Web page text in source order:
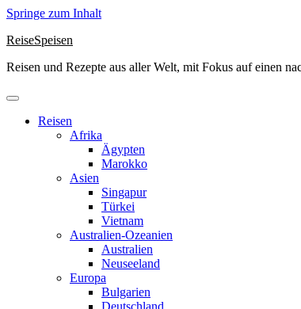
Springe zum Inhalt
ReiseSpeisen
Reisen und Rezepte aus aller Welt, mit Fokus auf einen
Reisen
Afrika
Ägypten
Marokko
Asien
Singapur
Türkei
Vietnam
Australien-Ozeanien
Australien
Neuseeland
Europa
Bulgarien
Deutschland